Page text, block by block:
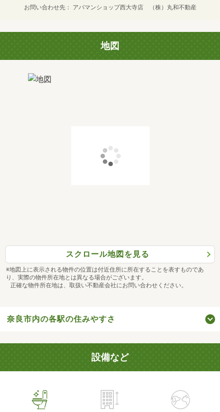
お問い合わせ先 アパマンショップ西大寺店 （株）丸和不動産
地図
スクロール地図を見る
※地図上に表示される物件の位置は付近住所に所在することを表すものであ
り、実際の物件所在地とは異なる場合がございます。
正確な物件所在地は、取扱い不動産会社にお問い合わせください。
奈良市内の各駅の住みやすさ
設備など